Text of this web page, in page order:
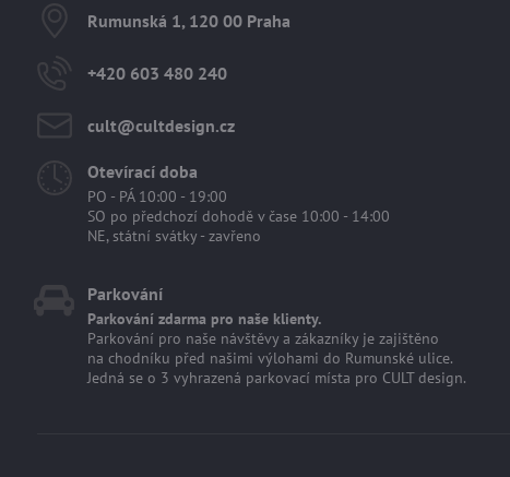
Rumunská 1, 120 00 Praha
+420 603 480 240
cult​@cultdesign​.cz
Otevírací doba
PO - PÁ 10:00 - 19:00
SO po předchozí dohodě v čase 10:00 - 14:00
NE, státní svátky - zavřeno
Parkování
Parkování zdarma pro naše klienty.
Parkování pro naše návštěvy a zákazníky je zajištěno
na chodníku před našimi výlohami do Rumunské ulice.
Jedná se o 3 vyhrazená parkovací místa pro CULT design.